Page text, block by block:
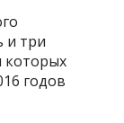
и три
которых
годов